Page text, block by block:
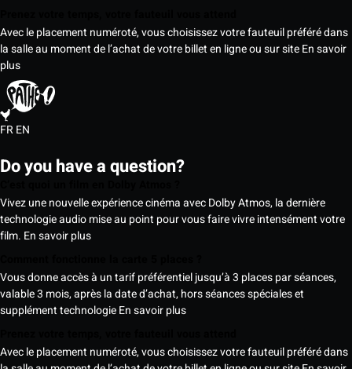
Avec le placement numéroté, vous choisissez votre fauteuil préféré dans
la salle au moment de l’achat de votre billet en ligne ou sur siteEn savoir
plus
FREN
Do you have a question?
Vivez une nouvelle expérience cinéma avec Dolby Atmos, la dernière
technologie audio mise au point pour vous faire vivre intensément votre
film. En savoir plus
Vous donne accès à un tarif préférentiel jusqu’à 3 places par séances,
valable 3 mois, après la date d’achat, hors séances spéciales et
supplément technologieEn savoir plus
Avec le placement numéroté, vous choisissez votre fauteuil préféré dans